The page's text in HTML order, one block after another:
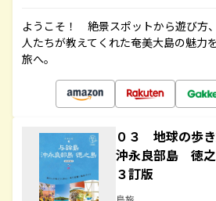
ようこそ！ 絶景スポットから遊び方
人たちが教えてくれた奄美大島の魅力
旅へ。
０３ 地球の歩
沖永良部島 徳
３訂版